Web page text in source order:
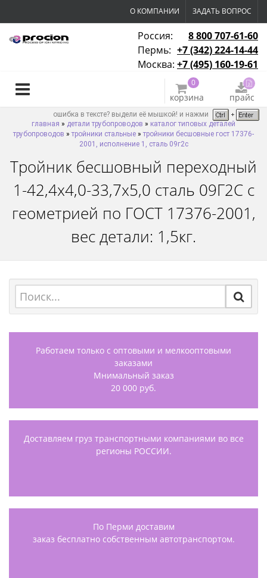
О КОМПАНИИ ЗАДАТЬ ВОПРОС
Россия:
8 800 707-61-60
Пермь: +7 (342) 224-14-44
Москва: +7 (495) 160-19-61
0
корзина прайс
ошибка в тексте? выдели её мышкой! и нажми
главная » детали трубопроводов » каталог типовых деталей
трубопроводов » тройники стальные » тройники бесшовные гост 17376-
2001, исполнение 1, сталь 09г2с
Тройник бесшовный переходный
1-42,4х4,0-33,7х5,0 сталь 09Г2С с
геометрией по ГОСТ 17376-2001,
вес детали: 1,5кг.
Работаем только с оптовыми и мелкооптовыми
заказами
Мнимальный заказ
20 000 руб.
Доставляем груз транспортными компаниями во все
регионы РОССИИ.
По Перми доставим
заказ бесплатно собственным автотранспортом.